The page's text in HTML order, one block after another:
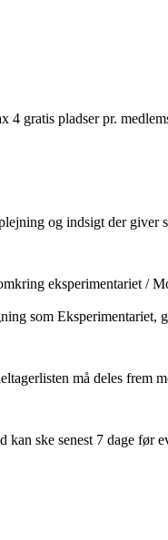
4 gratis pladser pr.
og indsigt der giver
eksperimentariet /
som Eksperimentariet,
må deles frem
ske senest 7 dage før